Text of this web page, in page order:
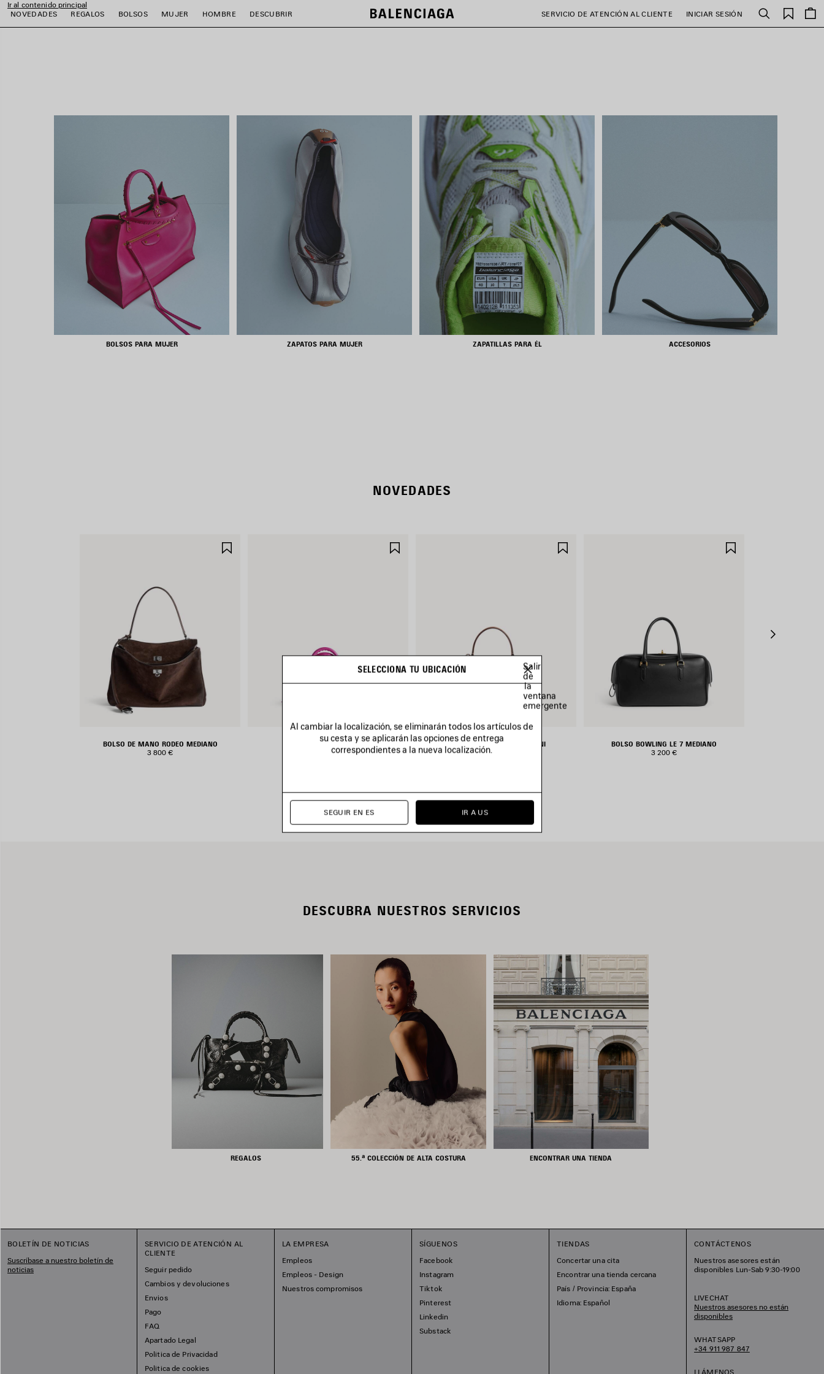
Ir al contenido principal
NOVEDADES
REGALOS BOLSOS MUJER HOMBRE DESCUBRIR SERVICIO DE ATENCIÓN AL CLIENTE INICIAR SESIÓN Buscar
close the banner
SHOP NOW
BOLSOS PARA MUJER ZAPATOS PARA MUJER ZAPATILLAS PARA ÉL ACCESORIOS
NOVEDADES
BOLSO DE MANO RODEO MEDIANO
3 800 €
BOLSO LE CITY MINI
1 750 €
BOLSO DE MANO RODEO MINI
2 600 €
BOLSO BOWLING LE 7 MEDIANO
3 200 €
DESCUBRA NUESTROS SERVICIOS
REGALOS 55.ª COLECCIÓN DE ALTA COSTURA ENCONTRAR UNA TIENDA
BOLETÍN DE NOTICIAS
Suscríbase a nuestro boletín de
noticias
SERVICIO DE ATENCIÓN AL
CLIENTE
Seguir pedido
Cambios y devoluciones
Envios
Pago
FAQ
Apartado Legal
Politica de Privacidad
Politica de cookies
LA EMPRESA
Empleos
Empleos - Design
Nuestros compromisos
SÍGUENOS
Facebook
Instagram
Tiktok
Pinterest
Linkedin
Substack
TIENDAS
Concertar una cita
Encontrar una tienda cercana
País / Provincia: España
Idioma: Español
CONTÁCTENOS
Nuestros asesores están
disponibles Lun-Sab 9:30-19:00
LIVECHAT
Nuestros asesores no están
disponibles
WHATSAPP
+34 911 987 847
LLÁMENOS
SELECCIONA TU UBICACIÓN
Salir
de
la
ventana
emergente
Al cambiar la localización, se eliminarán todos los artículos de
su cesta y se aplicarán las opciones de entrega
correspondientes a la nueva localización.
SEGUIR EN ES IR A US